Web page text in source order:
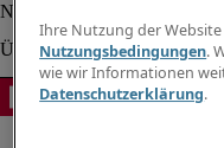
Ihre Nutzung der
Nutzungsbedingungen.
wie wir Informationen
Datenschutzerklärung.